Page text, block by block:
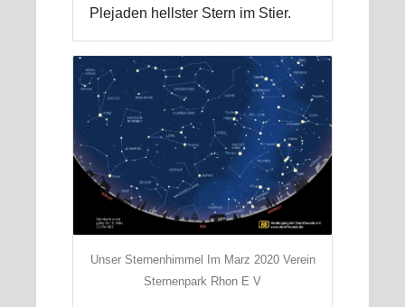
Plejaden hellster Stern im Stier.
Unser Sternenhimmel Im Marz 2020 Verein
Sternenpark Rhon E V